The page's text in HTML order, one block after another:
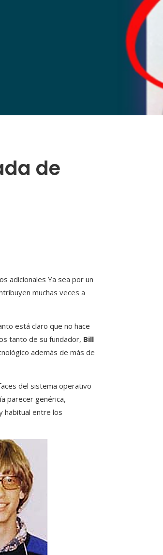
de
adicionales Ya sea por un
muchas veces a
está claro que no hace
tanto de su fundador, Bill
además de más de
del sistema operativo
parecer genérica,
habitual entre los